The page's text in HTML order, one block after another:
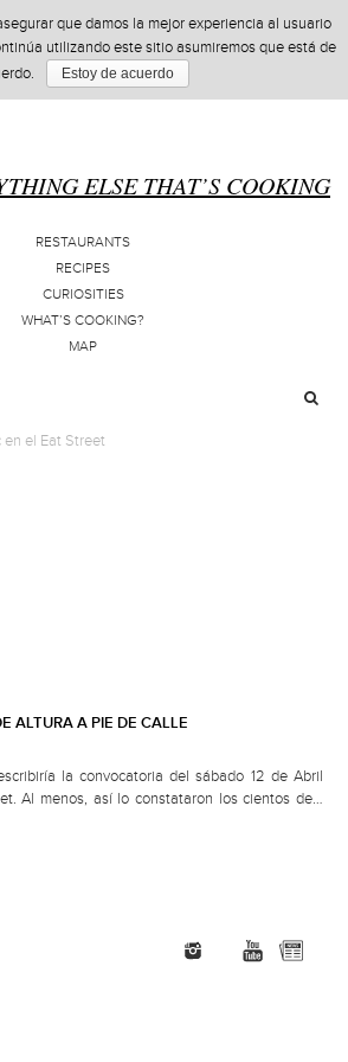
ELSE THAT’S COOKING
RESTAURANTS
RECIPES
CURIOSITIES
WHAT’S COOKING?
MAP
ALTURA A PIE DE CALLE
la convocatoria del sábado 12 de Abril
Al menos, así lo constataron los cientos de…
que damos la mejor experiencia al usuario
utilizando este sitio asumiremos que está de
Estoy de acuerdo